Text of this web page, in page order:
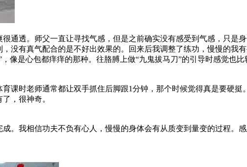
透。师父一直让寻找气感，但是之前确实没有感受到气感，只是
没有真气配合的是不好出效果的。回来后我调整了练功，慢慢的我
像是心包都痒痒的那种。往胳膊上做“九鬼拔马刀”的引导时感觉也
时老师通常都让双手抓住后脚跟1分钟，那个时候觉得真是要硬挺
，很神奇。
我相信功夫不负有心人，慢慢的身体会有从质变到量变的过程。感